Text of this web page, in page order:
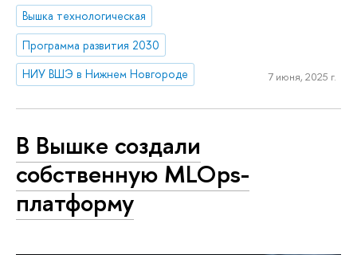
Вышка технологическая
Программа развития 2030
НИУ ВШЭ в Нижнем Новгороде
7 июня, 2025 г.
В Вышке создали
собственную MLOps-
платформу